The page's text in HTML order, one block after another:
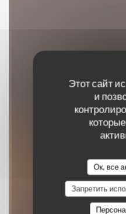
Этот сайт
и
Ок, все
Запретить
L'Aire
|